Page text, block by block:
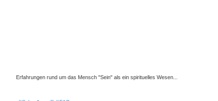
Erfahrungen rund um das Mensch "Sein" als ein spirituelles Wesen...